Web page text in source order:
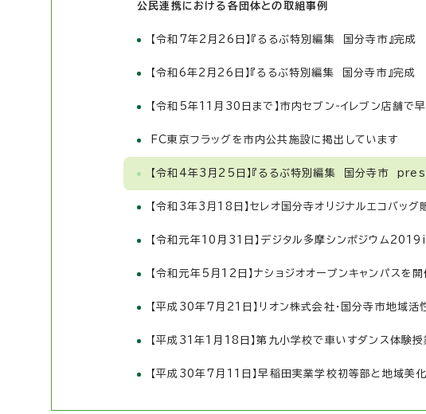
公民連携における各団体との取組事例
【令和7年2月26日】『るるぶ特別編集 国分寺市』完成
【令和6年2月26日】『るるぶ特別編集 国分寺市』完成
【令和5年11月30日まで】市内セブン‐イレブン店舗で
FC東京フラッグを市内公共施設に掲出しています
【令和4年3月25日】『るるぶ特別編集 国分寺市
【令和3年3月18日】セレオ国分寺オリジナルエコバッグ
【令和元年10月31日】デジタル多摩シンポジウム
【令和元年5月12日】ナショジオオープンキャンパスを開
【平成30年7月21日】リオン株式会社・国分寺市地域
【平成31年1月18日】第九小学校で車いすダンス体験
【平成30年7月11日】早稲田実業学校初等部と地域美